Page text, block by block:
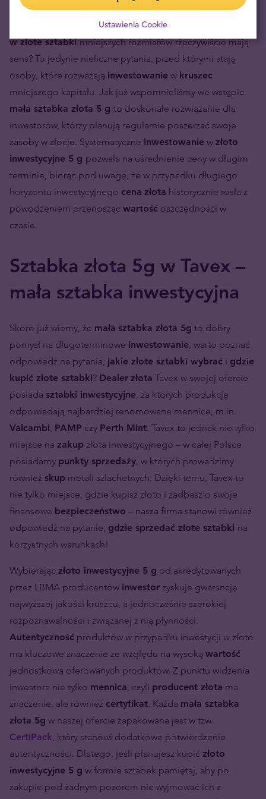
Czy opłaca się kupić sztabki złota?Jak inwestować w
przy mniejszym budżecie?
w złote sztabkimniejszych rozmiarów rzeczywiście mają
sens? To jedynie nieliczne pytania, przed którymi stają
osoby, które rozważają inwestowanie w kruszec
mniejszego kapitału. Jak już wspomnieliśmy we wstępie
mała sztabka złota 5 g to doskonałe rozwiązanie dla
inwestorów, którzy planują regularnie poszerzać swoje
zasoby w złocie. Systematyczne inwestowanie w złoto
inwestycyjne 5 g pozwala na uśrednienie ceny w długim
terminie, biorąc pod uwagę, że w przypadku długiego
horyzontu inwestycyjnego cena złota historycznie rosła z
powodzeniem przenosząc wartość oszczędności w
czasie.
Sztabka złota 5g w Tavex –
mała sztabka inwestycyjna
Skoro już wiemy, że mała sztabka złota 5g to dobry
pomysł na długoterminowe inwestowanie, warto poznać
odpowiedź na pytania, jakie złote sztabki wybrać i gdzie
kupić złote sztabki? Dealer złota Tavex w swojej ofercie
posiada sztabki inwestycyjne, za których produkcję
odpowiadają najbardziej renomowane mennice, m.in.
Valcambi, PAMP czy Perth Mint. Tavex to jednak nie tylko
miejsce na zakup złota inwestycyjnego – w całej Polsce
posiadamy punkty sprzedaży, w których prowadzimy
również skup metali szlachetnych. Dzięki temu, Tavex to
nie tylko miejsce, gdzie kupisz złoto i zadbasz o swoje
finansowe bezpieczeństwo – nasza firma stanowi również
odpowiedź na pytanie, gdzie sprzedać złote sztabki na
korzystnych warunkach!
Wybierając złoto inwestycyjne 5 g od akredytowanych
przez LBMA producentów inwestor zyskuje gwarancję
najwyższej jakości kruszcu, a jednocześnie szerokiej
rozpoznawalności i związanej z nią płynności.
Autentyczność produktów w przypadku inwestycji w złoto
ma kluczowe znaczenie ze względu na wysoką wartość
jednostkową oferowanych produktów. Z punktu widzenia
inwestora nie tylko mennica, czyli producent złota ma
znaczenie, ale również certyfikat. Każda mała sztabka
złota 5g w naszej ofercie zapakowana jest w tzw.
CertiPack, który stanowi dodatkowe potwierdzenie
autentyczności. Dlatego, jeśli planujesz kupić złoto
inwestycyjne 5 g w formie sztabek pamiętaj, aby po
zakupie pod żadnym pozorem nie wyjmować ich z
Ustawienia Cookie